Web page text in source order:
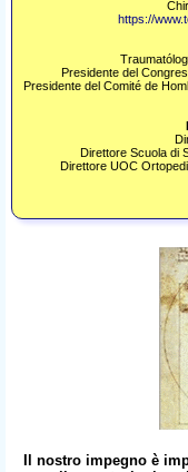
https://
Presidente del
Presidente del Comité de
Direttore Scuola di
Direttore UOC
Il nostro impegno è